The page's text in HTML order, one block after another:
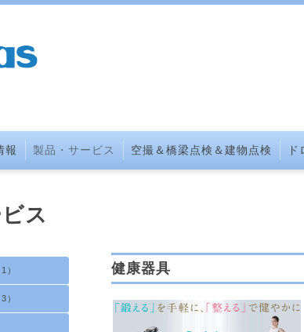
報 製品・サービス 空撮＆橋梁点検＆建物点検
）
）
ス
健康器具